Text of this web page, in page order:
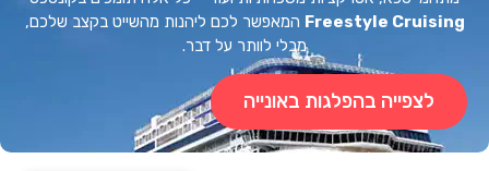
Freestyleהמאפשר לכם ליהנות מהשייט בקצב שלכם,
מבלי לוותר על דבר.
לצפייה בהפלגות באונייה